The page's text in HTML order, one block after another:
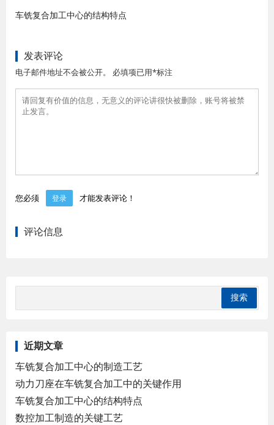
车铣复合加工中心的结构特点
发表评论
电子邮件地址不会被公开。 必填项已用*标注
您必须 登录 才能发表评论！
评论信息
近期文章
车铣复合加工中心的制造工艺
动力刀座在车铣复合加工中的关键作用
车铣复合加工中心的结构特点
数控加工制造的关键工艺